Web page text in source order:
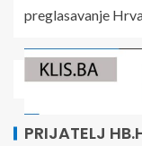
preglasavanje
PRIJATELJ